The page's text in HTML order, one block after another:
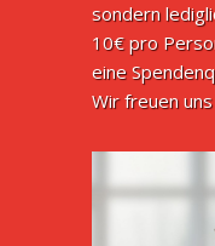
sondern
10€ pro
eine
Wir freuen